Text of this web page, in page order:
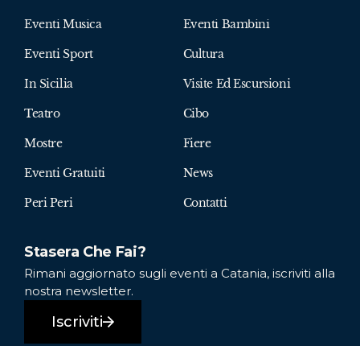
Eventi Musica Eventi Bambini
Eventi Sport Cultura
In Sicilia Visite Ed Escursioni
Teatro Cibo
Mostre Fiere
Eventi Gratuiti News
Peri Peri Contatti
Stasera Che Fai?
Rimani aggiornato sugli eventi a Catania, iscriviti alla
nostra newsletter.
Iscriviti